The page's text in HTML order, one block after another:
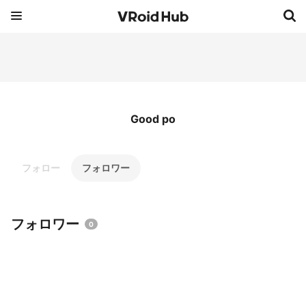
Good po
フォロー フォロワー
フォロワー 0